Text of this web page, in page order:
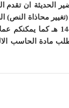
الحديثة ان تقدم
محاذاة النص)
كما يمكنكم
طلب مادة الحاسب